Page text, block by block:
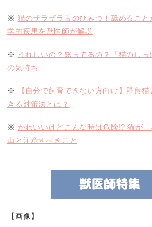
※ 猫のザラザラ舌のひみつ！舐めること
学的疾患を獣医師が解説
※
うれしいの？怒ってるの？「猫のし
の気持ち
※
【自分で飼育できない方向け】野良
きる対策法とは？
※ かわいいけどこんな時は危険!? 猫が
由と注意すべきこと
【画像】